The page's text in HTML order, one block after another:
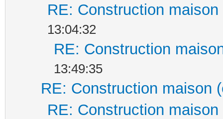
RE: Construction
13:04:32
RE: Construction
13:49:35
RE: Construction maison
RE: Construction